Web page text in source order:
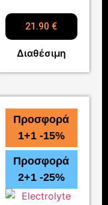
21.90 €
Διαθέσιμη
Προσφορά
1+1 -15%
Προσφορά
2+1 -25%